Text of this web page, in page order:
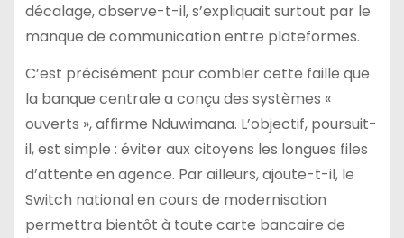
décalage, observe-t-il, s’expliquait surtout par le
manque de communication entre plateformes.
C’est précisément pour combler cette faille que
la banque centrale a conçu des systèmes «
ouverts », affirme Nduwimana. L’objectif, poursuit-
il, est simple : éviter aux citoyens les longues files
d’attente en agence. Par ailleurs, ajoute-t-il, le
Switch national en cours de modernisation
permettra bientôt à toute carte bancaire de